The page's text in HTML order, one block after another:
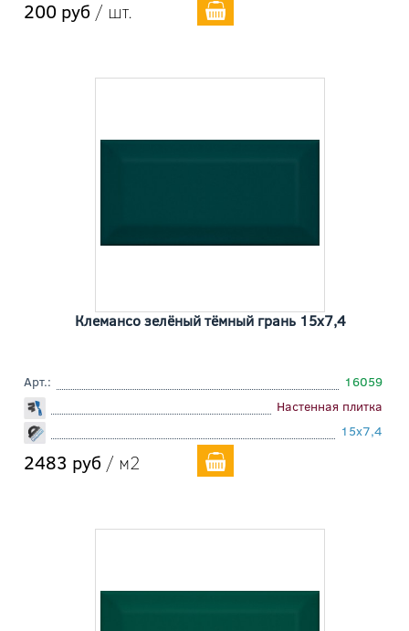
200 руб / шт.
Клемансо зелёный тёмный грань 15x7,4
Арт.:
16059
Настенная плитка
15x7,4
2483 руб / м2